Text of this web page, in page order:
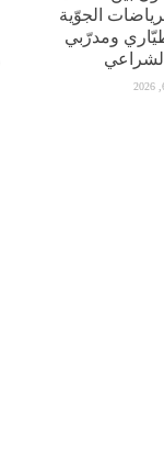
الجوّية
ومدرّبي